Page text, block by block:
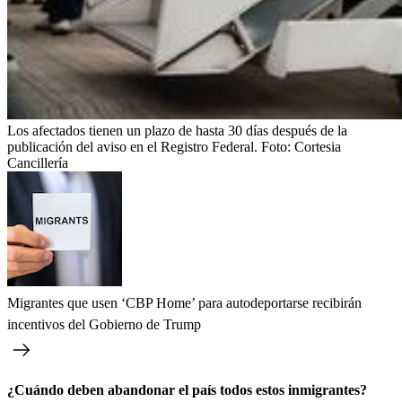
Los afectados tienen un plazo de hasta 30 días después de la
publicación del aviso en el Registro Federal. Foto: Cortesia
Cancillería
Migrantes que usen ‘CBP Home’ para autodeportarse recibirán
incentivos del Gobierno de Trump
¿Cuándo deben abandonar el país todos estos inmigrantes?